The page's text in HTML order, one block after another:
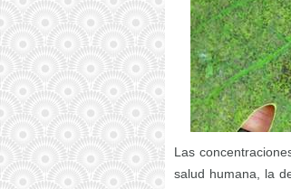
Las
salud humana, la